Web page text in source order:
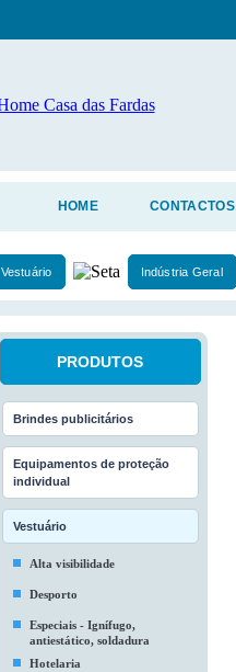
HOME CONTACTOS
Vestuário Indústria Geral
PRODUTOS
Brindes publicitários
Equipamentos de proteção
individual
Vestuário
Alta visibilidade
Desporto
Especiais - Ignífugo,
antiestático, soldadura
Hotelaria